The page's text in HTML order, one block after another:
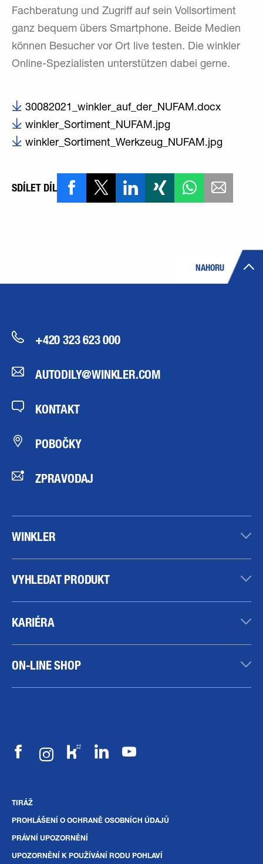
Fachberatung und Zugriff auf sein Vollsortiment
ganz bequem übers Smartphone. Beide Medien
können Besucher vor Ort live testen. Die winkler
Online-Spezialisten unterstützen dabei gerne.
30082021_winkler_auf_der_NUFAM.docx
winkler_Sortiment_NUFAM.jpg
winkler_Sortiment_Werkzeug_NUFAM.jpg
SDÍLET DÍL
NAHORU
+420 323 623 000
AUTODILY@WINKLER.COM
KONTAKT
POBOČKY
ZPRAVODAJ
WINKLER
VYHLEDAT PRODUKT
KARIÉRA
ON-LINE SHOP
TIRÁŽ
PROHLÁŠENÍ O OCHRANĚ OSOBNÍCH ÚDAJŮ
PRÁVNÍ UPOZORNĚNÍ
UPOZORNĚNÍ K POUŽÍVÁNÍ RODU POHLAVÍ